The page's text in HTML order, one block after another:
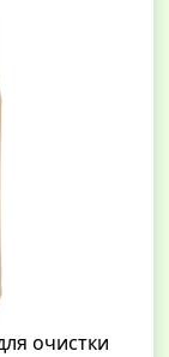
очистки